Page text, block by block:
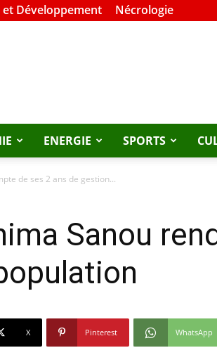
Développement Nécrologie
ENERGIE SPORTS
de ses 2 ans de gestion...
Sanou
X Pinterest WhatsApp